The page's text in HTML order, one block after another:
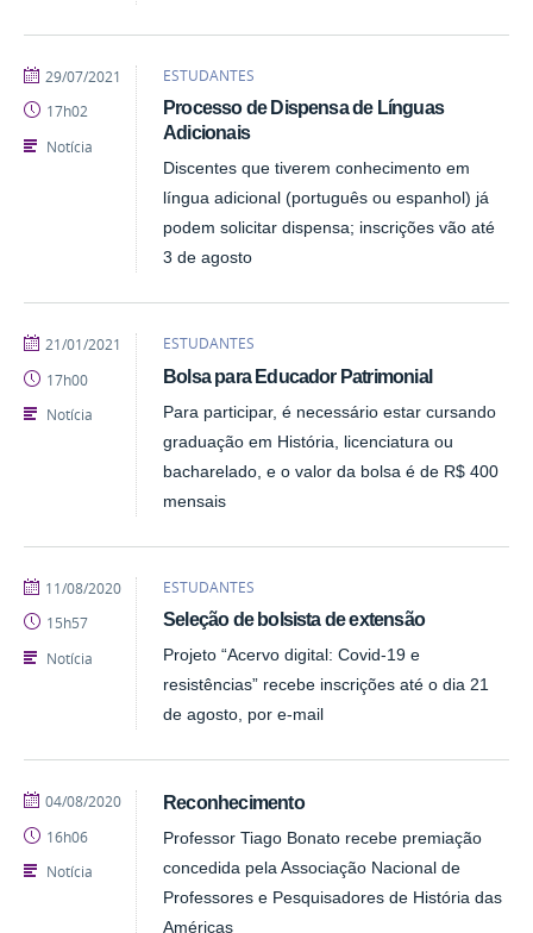
ESTUDANTES
Processo de Dispensa de Línguas
Adicionais
Discentes que tiverem conhecimento em
língua adicional (português ou espanhol) já
podem solicitar dispensa; inscrições vão até
3 de agosto
publicado
29/07/2021
17h02
Notícia
ESTUDANTES
Bolsa para Educador Patrimonial
Para participar, é necessário estar cursando
graduação em História, licenciatura ou
bacharelado, e o valor da bolsa é de R$ 400
mensais
publicado
21/01/2021
17h00
Notícia
ESTUDANTES
Seleção de bolsista de extensão
Projeto “Acervo digital: Covid-19 e
resistências” recebe inscrições até o dia 21
de agosto, por e-mail
publicado
11/08/2020
15h57
Notícia
Reconhecimento
Professor Tiago Bonato recebe premiação
concedida pela Associação Nacional de
Professores e Pesquisadores de História das
Américas
publicado
04/08/2020
16h06
Notícia